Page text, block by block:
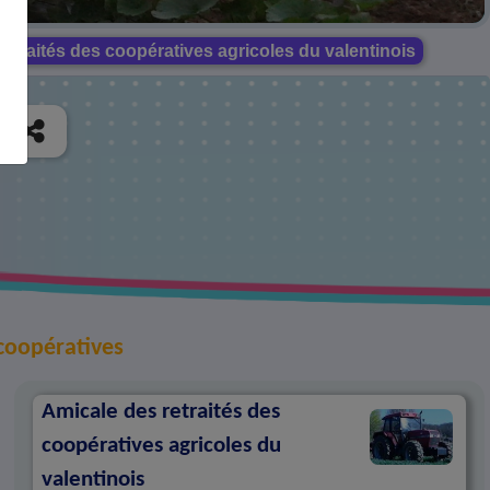
des coopératives agricoles du valentinois
Amicale des retraités des
coopératives agricoles du
valentinois